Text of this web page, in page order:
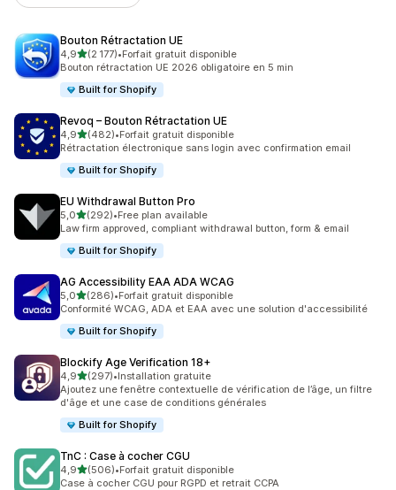
Bouton Rétractation UE
4,9étoile(s) sur 5
(2 177)
2177 avis au total
•Forfait gratuit disponible
Bouton rétractation UE 2026 obligatoire en 5 min
Built for Shopify
Revoq – Bouton Rétractation UE
4,9étoile(s) sur 5
(482)
482 avis au total
•Forfait gratuit disponible
Rétractation électronique sans login avec confirmation email
Built for Shopify
EU Withdrawal Button Pro
5,0étoile(s) sur 5
(292)
292 avis au total
•Free plan available
Law firm approved, compliant withdrawal button, form & email
Built for Shopify
AG Accessibility EAA ADA WCAG
5,0étoile(s) sur 5
(286)
286 avis au total
•Forfait gratuit disponible
Conformité WCAG, ADA et EAA avec une solution d'accessibilité
Built for Shopify
Blockify Age Verification 18+
4,9étoile(s) sur 5
(297)
297 avis au total
•Installation gratuite
Ajoutez une fenêtre contextuelle de vérification de l’âge, un filtre
d'âge et une case de conditions générales
Built for Shopify
TnC : Case à cocher CGU
4,9étoile(s) sur 5
(506)
506 avis au total
•Forfait gratuit disponible
Case à cocher CGU pour RGPD et retrait CCPA